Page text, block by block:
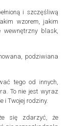
i szczęśliwą
wzorem, jakim
blask,
podziwiana
tego od innych,
To nie jest wyraz
i Twojej rodziny.
się zdarzyć, że